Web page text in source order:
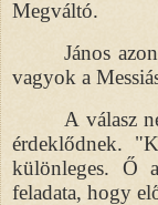
Megváltó.
János
vagyok a
A válasz
érdeklődnek.
különleges. Ő
feladata, hogy